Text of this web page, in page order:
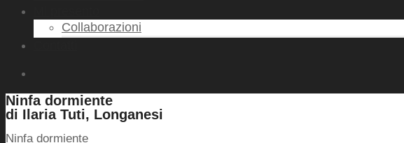
Collaborazioni
Ninfa dormiente
di Ilaria Tuti, Longanesi
Ninfa dormiente